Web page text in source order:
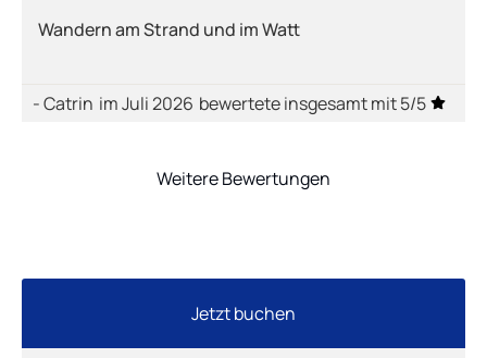
Wandern am Strand und im Watt
- Catrin im Juli 2026 bewertete insgesamt mit 5/5
Weitere Bewertungen
Jetzt buchen